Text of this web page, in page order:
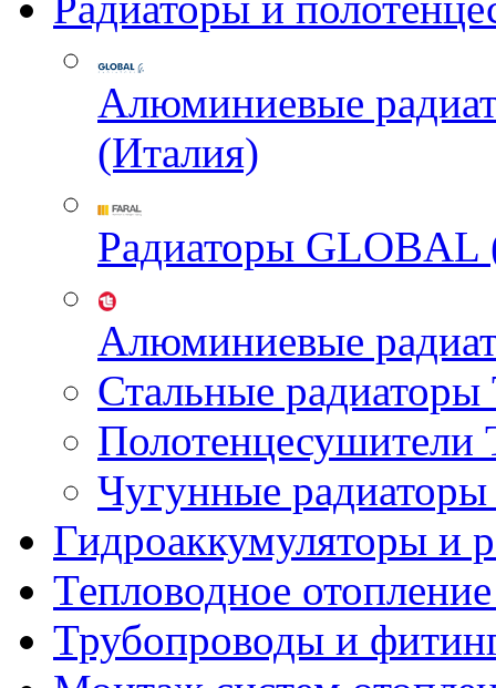
Алюминиевые
(Италия)
Радиаторы GLOBAL
Алюминиевые
Стальные
Чугунные
Гидроаккумуляторы и
Тепловодное
Трубопроводы и